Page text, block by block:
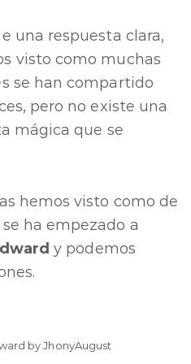
una respuesta clara,
visto como muchas
se han compartido
pero no existe una
mágica que se
hemos visto como de
ha empezado a
y podemos
by JhonyAugust